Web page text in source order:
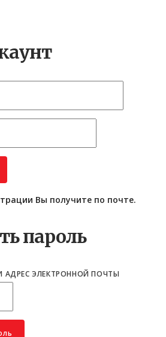
Вы получите по почте.
пароль
ЭЛЕКТРОННОЙ ПОЧТЫ